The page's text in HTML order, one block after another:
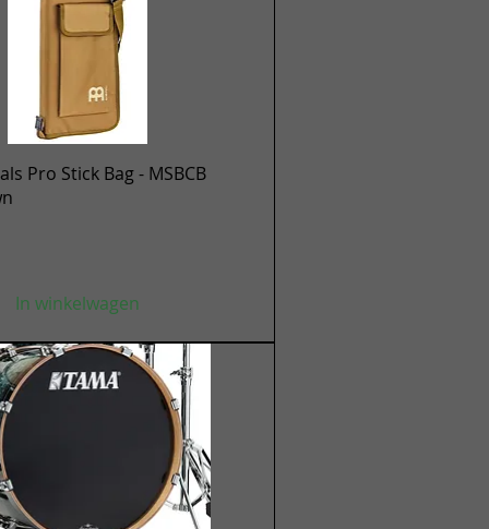
Snel overzicht
Pro Stick Bag - MSBCB
In winkelwagen